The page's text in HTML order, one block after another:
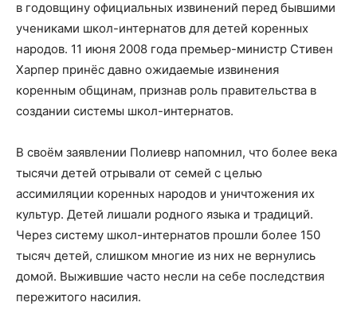
в годовщину официальных извинений перед бывшими
учениками школ-интернатов для детей коренных
народов. 11 июня 2008 года премьер-министр Стивен
Харпер принёс давно ожидаемые извинения
коренным общинам, признав роль правительства в
создании системы школ-интернатов.
В своём заявлении Полиевр напомнил, что более века
тысячи детей отрывали от семей с целью
ассимиляции коренных народов и уничтожения их
культур. Детей лишали родного языка и традиций.
Через систему школ-интернатов прошли более 150
тысяч детей, слишком многие из них не вернулись
домой. Выжившие часто несли на себе последствия
пережитого насилия.